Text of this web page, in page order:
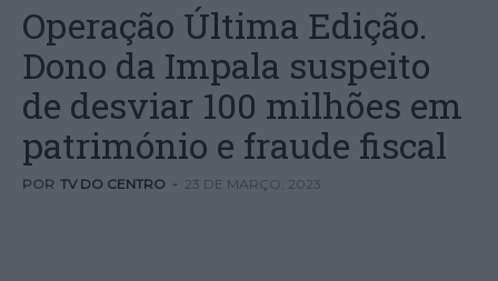
Operação Última Edição.
Dono da Impala suspeito
de desviar 100 milhões em
património e fraude fiscal
POR TV DO CENTRO - 23 DE MARÇO, 2023